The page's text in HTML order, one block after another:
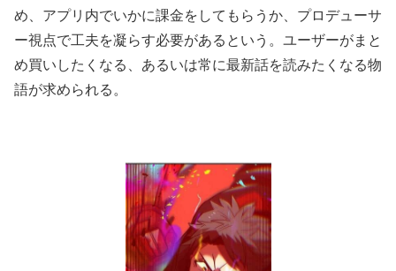
め、アプリ内でいかに課金をしてもらうか、プロデューサ
ー視点で工夫を凝らす必要があるという。ユーザーがまと
め買いしたくなる、あるいは常に最新話を読みたくなる物
語が求められる。